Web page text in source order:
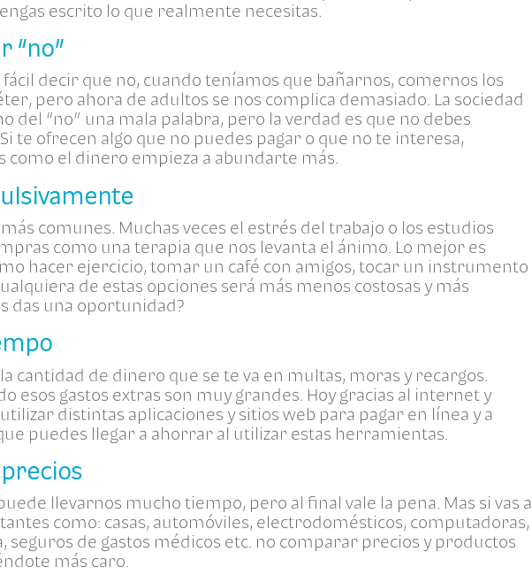
escrito lo que realmente necesitas.
“no”
fácil decir que no, cuando teníamos que bañarnos, comernos los
pero ahora de adultos se nos complica demasiado. La sociedad
del “no” una mala palabra, pero la verdad es que no debes
te ofrecen algo que no puedes pagar o que no te interesa,
como el dinero empieza a abundarte más.
comunes. Muchas veces el estrés del trabajo o los estudios
como una terapia que nos levanta el ánimo. Lo mejor es
hacer ejercicio, tomar un café con amigos, tocar un instrumento
de estas opciones será más menos costosas y más
das una oportunidad?
cantidad de dinero que se te va en multas, moras y recargos.
esos gastos extras son muy grandes. Hoy gracias al internet y
distintas aplicaciones y sitios web para pagar en línea y a
puedes llegar a ahorrar al utilizar estas herramientas.
llevarnos mucho tiempo, pero al final vale la pena. Mas si vas a
como: casas, automóviles, electrodomésticos, computadoras,
seguros de gastos médicos etc. no comparar precios y productos
más caro.